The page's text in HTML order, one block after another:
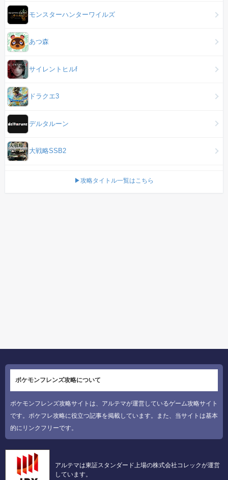
モンスターハンターワイルズ
あつ森
サイレントヒルf
ドラクエ3
デルタルーン
大戦略SSB2
▶攻略タイトル一覧はこちら
ポケモンフレンズ攻略について
ポケモンフレンズ攻略サイトは、アルテマが運営しているゲーム攻略サイト
です。ポケフレ攻略に役立つ記事を掲載しています。また、当サイトは基本
的にリンクフリーです。
アルテマは東証スタンダード上場の株式会社コレックが運営
しています。